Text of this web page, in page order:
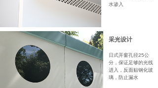
水渗入
采光设计
日式开窗孔径25公
分，保证足够的光线
进入，反面贴钢化玻
璃，防止漏水